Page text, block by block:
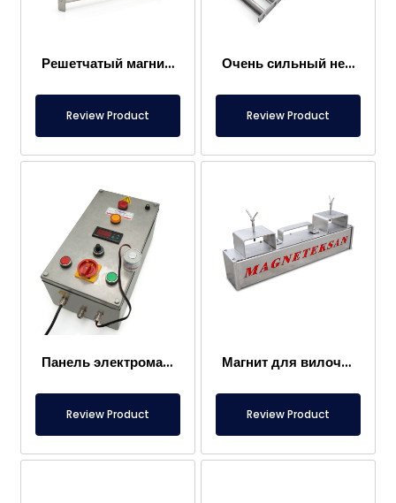
Решетчатый магнит 300×400 мм, притягивающий металлы в пищевых продуктах
Review Product
Очень сильный неодимовый решетчатый магнит 1000×300 мм
Review Product
Панель электромагнита
Review Product
Магнит для вилочного погрузчика – Полностью из нержавеющей стали – Эффективное расстояние 10 см – Легкое высвобождение с ручкой
Review Product